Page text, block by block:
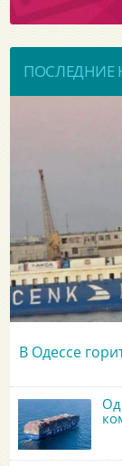
ПОСЛЕДНИЕ
В Одессе